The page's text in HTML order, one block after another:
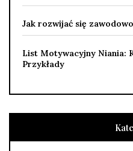
Jak rozwijać się
List Motywacyjny Niania:
Przykłady